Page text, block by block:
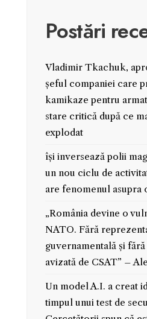
Postări
Vladimir Tkachuk,
șeful companiei care
kamikaze pentru
stare critică după ce
explodat
își inversează polii
un nou ciclu de
are fenomenul asupra
„România devine o
NATO. Fără
guvernamentală și
avizată de CSAT” –
Un model A.I. a creat
timpul unui test de